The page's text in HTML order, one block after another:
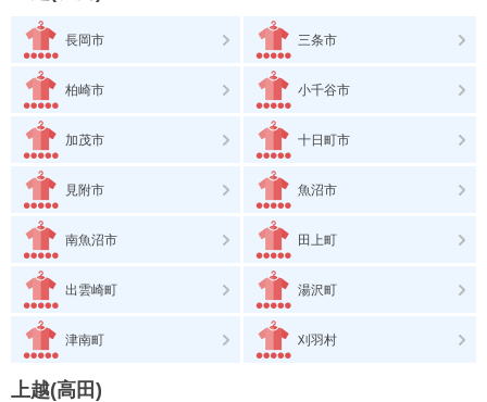
長岡市 三条市
柏崎市 小千谷市
加茂市 十日町市
見附市 魚沼市
南魚沼市 田上町
出雲崎町 湯沢町
津南町 刈羽村
上越(高田)